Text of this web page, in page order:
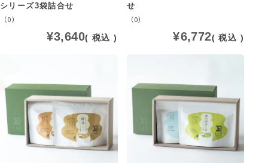
シリーズ3袋詰合せ
（0）
¥3,640 税込
せ
（0）
¥6,772 税込